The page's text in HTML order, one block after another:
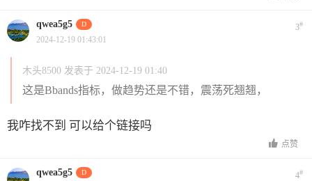
qwea5g5 D 3#
2024-12-19 01:43:01
木头8500 发表于 2024-12-19 01:40
这是Bbands指标，做趋势还是不错，震荡死翘翘，
我咋找不到 可以给个链接吗
点赞
qwea5g5 D 4#